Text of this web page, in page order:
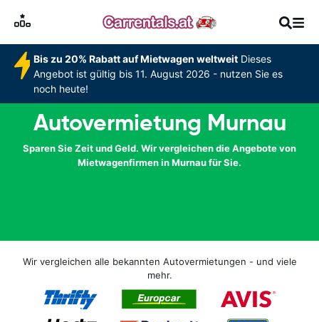
Bis zu 20% Rabatt auf Mietwagen weltweitDieses
Angebot ist gültig bis 11. August 2026 - nutzen Sie es
noch heute!
Autovermietung Murnau
Sparen Sie Zeit und Geld. Wir vergleichen die Angebote von
Mietwagenfirmen in Murnau für Sie.
Wir vergleichen alle bekannten Autovermietungen - und viele
mehr.